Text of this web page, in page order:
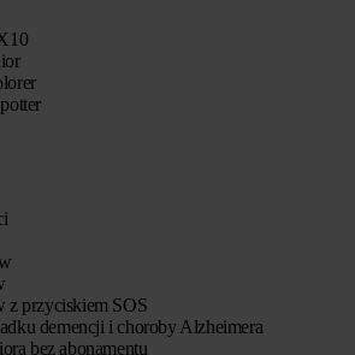
z przyciskiem SOS
demencji i choroby Alzheimera
bez abonamentu